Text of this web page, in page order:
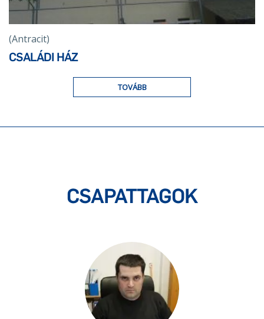
(Antracit)
CSALÁDI HÁZ
TOVÁBB
CSAPATTAGOK